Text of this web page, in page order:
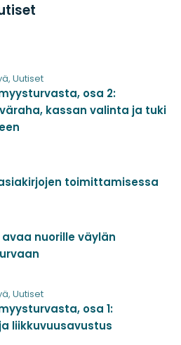
, Uutiset
osa 2:
kassan valinta ja tuki
toimittamisessa
nuorille väylän
, Uutiset
osa 1:
liikkuvuusavustus